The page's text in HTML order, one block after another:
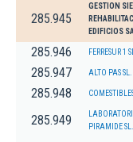
285.945
GESTION
EDIFICIOS SA
285.946 FERRESUR 1 SL
285.947 ALTO PAS SL.
285.948
285.949
PIRAMIDE SL.